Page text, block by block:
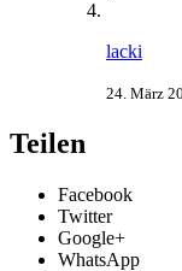
lacki
24. März
Teilen
Facebook
Twitter
Google+
WhatsApp